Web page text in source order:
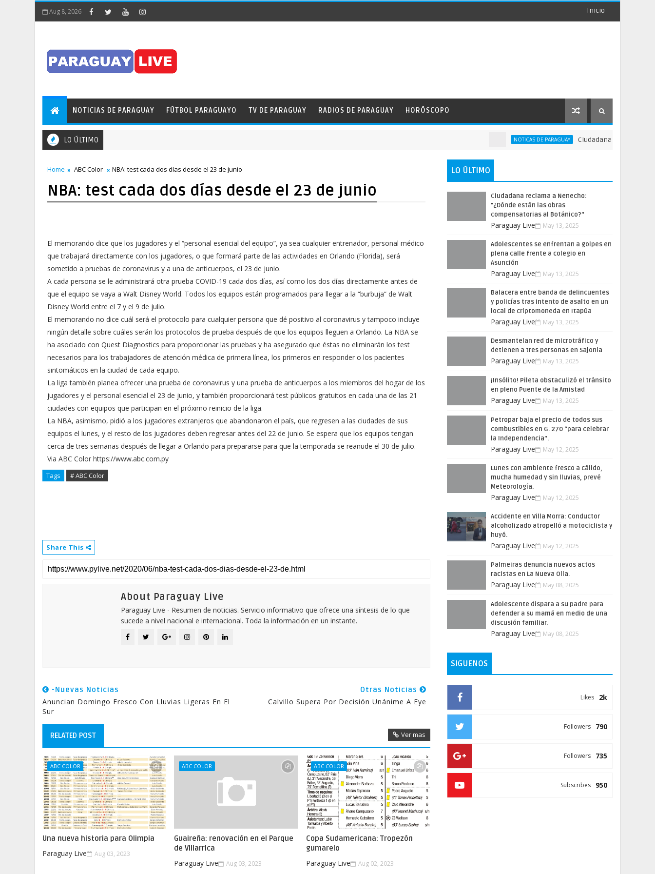
Aug 8, 2026 Inicio
NOTICIAS DE PARAGUAY FÚTBOL PARAGUAYO TV DE PARAGUAY RADIOS DE PARAGUAY HORÓSCOPO
LO ÚLTIMO NOTICAS DE PARAGUAY Ciudadana reclama a
Home ABC Color NBA: test cada dos días desde el 23 de junio
NBA: test cada dos días desde el 23 de junio
El memorando dice que los jugadores y el “personal esencial del equipo”, ya sea cualquier entrenador, personal médico
que trabajará directamente con los jugadores, o que formará parte de las actividades en Orlando (Florida), será
sometido a pruebas de coronavirus y a una de anticuerpos, el 23 de junio.
A cada persona se le administrará otra prueba COVID-19 cada dos días, así como los dos días directamente antes de
que el equipo se vaya a Walt Disney World. Todos los equipos están programados para llegar a la “burbuja” de Walt
Disney World entre el 7 y el 9 de julio.
El memorando no dice cuál será el protocolo para cualquier persona que dé positivo al coronavirus y tampoco incluye
ningún detalle sobre cuáles serán los protocolos de prueba después de que los equipos lleguen a Orlando. La NBA se
ha asociado con Quest Diagnostics para proporcionar las pruebas y ha asegurado que éstas no eliminarán los test
necesarios para los trabajadores de atención médica de primera línea, los primeros en responder o los pacientes
sintomáticos en la ciudad de cada equipo.
La liga también planea ofrecer una prueba de coronavirus y una prueba de anticuerpos a los miembros del hogar de los
jugadores y el personal esencial el 23 de junio, y también proporcionará test públicos gratuitos en cada una de las 21
ciudades con equipos que participan en el próximo reinicio de la liga.
La NBA, asimismo, pidió a los jugadores extranjeros que abandonaron el país, que regresen a las ciudades de sus
equipos el lunes, y el resto de los jugadores deben regresar antes del 22 de junio. Se espera que los equipos tengan
cerca de tres semanas después de llegar a Orlando para prepararse para que la temporada se reanude el 30 de julio.
Via ABC Color https://www.abc.com.py
Tags # ABC Color
Share This
About Paraguay Live
Paraguay Live - Resumen de noticias. Servicio informativo que ofrece una síntesis de lo que
sucede a nivel nacional e internacional. Toda la información en un instante.
-Nuevas Noticias
Anuncian Domingo Fresco Con Lluvias Ligeras En El
Sur
Otras Noticias
Calvillo Supera Por Decisión Unánime A Eye
RELATED POST Ver mas
ABC COLOR
Una nueva historia para Olimpia
Paraguay Live Aug 03, 2023
ABC COLOR
Guaireña: renovación en el Parque
de Villarrica
Paraguay Live Aug 03, 2023
ABC COLOR
Copa Sudamericana: Tropezón
gumarelo
Paraguay Live Aug 02, 2023
LO ÚLTIMO
Ciudadana reclama a Nenecho:
"¿Dónde están las obras
compensatorias al Botánico?”
Paraguay Live May 13, 2025
Adolescentes se enfrentan a golpes en
plena calle frente a colegio en
Asunción
Paraguay Live May 13, 2025
Balacera entre banda de delincuentes
y policías tras intento de asalto en un
local de criptomoneda en Itapúa
Paraguay Live May 13, 2025
Desmantelan red de microtráfico y
detienen a tres personas en Sajonia
Paraguay Live May 13, 2025
¡Insólito! Pileta obstaculizó el tránsito
en pleno Puente de la Amistad
Paraguay Live May 13, 2025
Petropar baja el precio de todos sus
combustibles en G. 270 “para celebrar
la Independencia”.
Paraguay Live May 12, 2025
Lunes con ambiente fresco a cálido,
mucha humedad y sin lluvias, prevé
Meteorología.
Paraguay Live May 12, 2025
Accidente en Villa Morra: Conductor
alcoholizado atropelló a motociclista y
huyó.
Paraguay Live May 12, 2025
Palmeiras denuncia nuevos actos
racistas en La Nueva Olla.
Paraguay Live May 08, 2025
Adolescente dispara a su padre para
defender a su mamá en medio de una
discusión familiar.
Paraguay Live May 08, 2025
SIGUENOS
2k
Likes
790
Followers
735
Followers
950
Subscribes